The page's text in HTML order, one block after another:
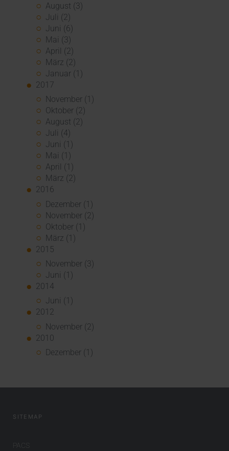
August (3)
Juli (2)
Juni (6)
Mai (3)
April (2)
März (2)
Januar (1)
2017
November (1)
Oktober (2)
August (2)
Juli (4)
Juni (1)
Mai (1)
April (1)
März (2)
2016
Dezember (1)
November (2)
Oktober (1)
März (1)
2015
November (3)
Juni (1)
2014
Juni (1)
2012
November (2)
2010
Dezember (1)
SITEMAP
PACS